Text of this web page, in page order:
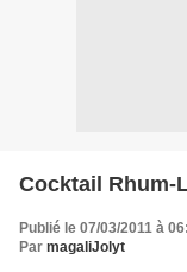
Cocktail Rhum-
Publié le 07/03/2011 à
Par magaliJolyt